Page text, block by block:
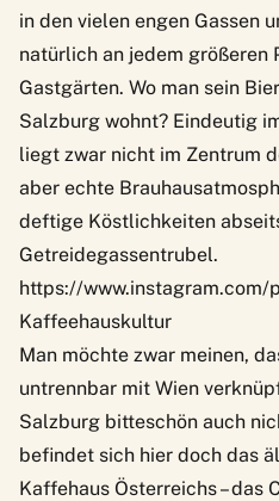
in den vielen engen Gassen
natürlich an jedem größeren
Gastgärten. Wo man sein
Salzburg wohnt? Eindeutig
liegt zwar nicht im Zentrum
aber echte
deftige Köstlichkeiten
Getreidegassentrubel.
https://www.instagram.com/
Kaffeehauskultur
Man möchte zwar meinen,
untrennbar mit Wien
Salzburg bitteschön auch
befindet sich hier doch das
Kaffehaus Österreichs – das